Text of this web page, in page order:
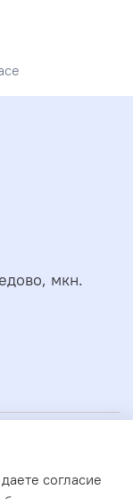
мкн.
согласие